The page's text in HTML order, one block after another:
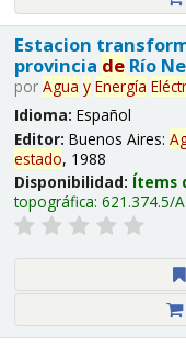
Estacion
provincia deRío
por Agua y Energía
Idioma: Español
Editor: Buenos Aires:
estado, 1988
Disponibilidad: Ítems
topográfica: 621.374.5/